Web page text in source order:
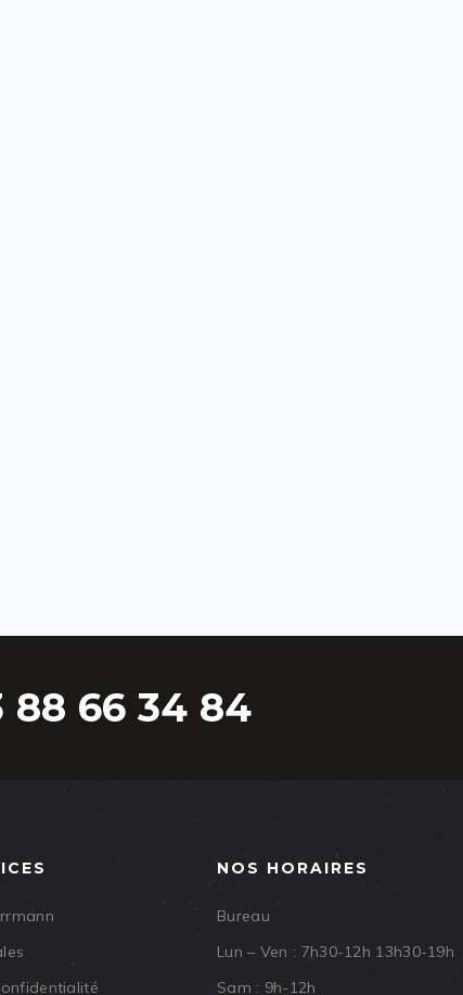
66 34 84
NOS HORAIRES
Bureau
Lun – Ven : 7h30-12h 13h30-19h
Sam : 9h-12h